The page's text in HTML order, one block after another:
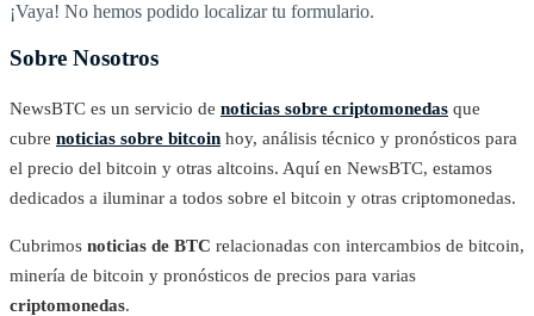
¡Vaya! No hemos podido localizar tu formulario.
Sobre Nosotros
NewsBTC es un servicio de noticias sobre criptomonedas que
cubre noticias sobre bitcoin hoy, análisis técnico y pronósticos para
el precio del bitcoin y otras altcoins. Aquí en NewsBTC, estamos
dedicados a iluminar a todos sobre el bitcoin y otras criptomonedas.
Cubrimos noticias de BTC relacionadas con intercambios de bitcoin,
minería de bitcoin y pronósticos de precios para varias
criptomonedas.